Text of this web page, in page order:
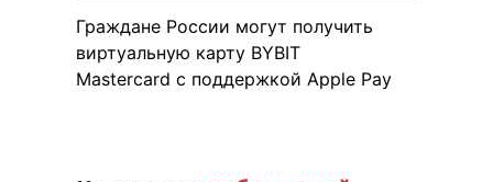
Граждане России могут получить
виртуальную карту BYBIT
Mastercard с поддержкой Apple Pay